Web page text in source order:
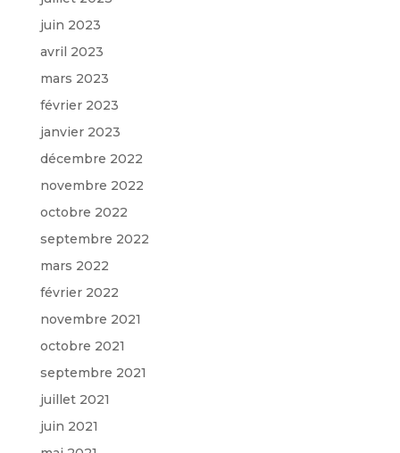
juin 2023
avril 2023
mars 2023
février 2023
janvier 2023
décembre 2022
novembre 2022
octobre 2022
septembre 2022
mars 2022
février 2022
novembre 2021
octobre 2021
septembre 2021
juillet 2021
juin 2021